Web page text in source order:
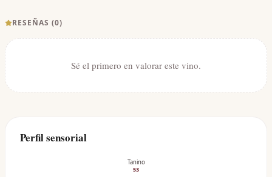
RESEÑAS (0)
Sé el primero en valorar este vino.
Perfil sensorial
Tanino
53